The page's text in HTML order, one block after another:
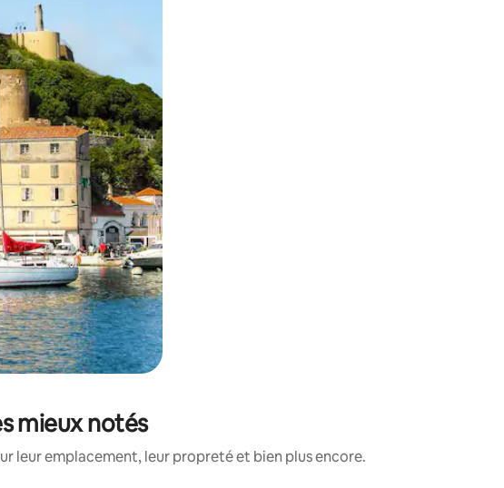
et en faisant glisser.
mieux notés
leur emplacement, leur propreté et bien plus encore.